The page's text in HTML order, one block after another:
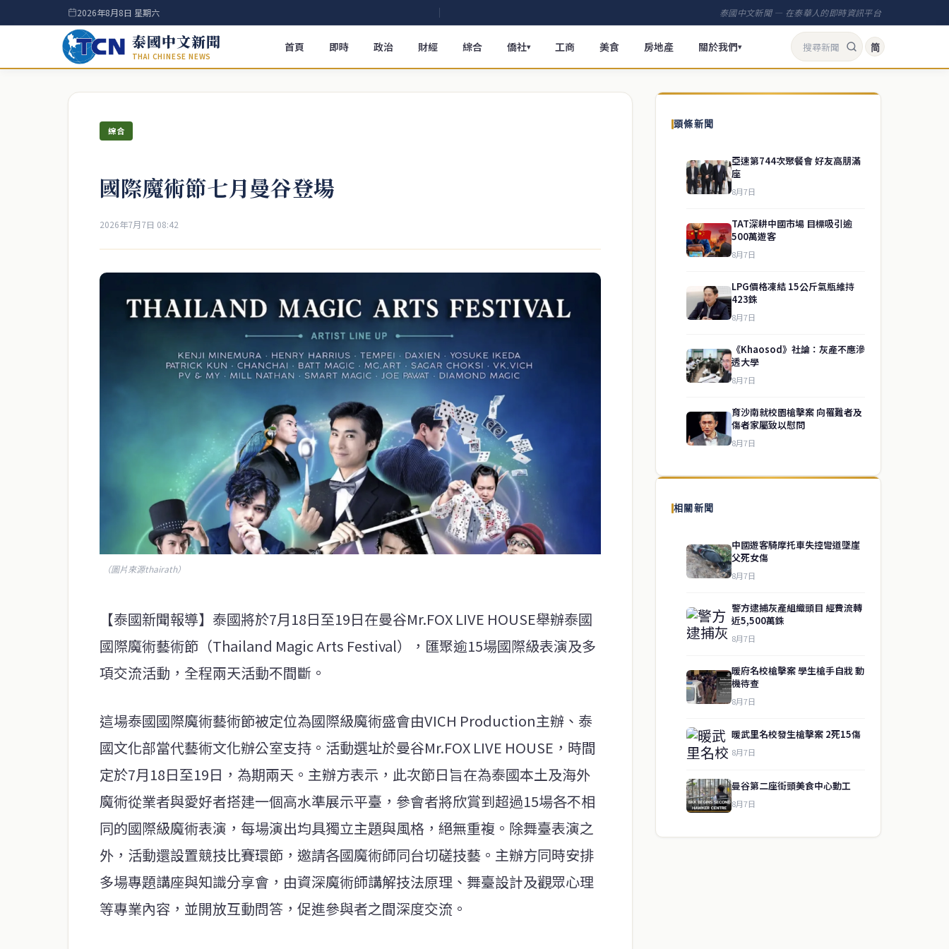
2026年8月8日 星期六 泰國中文新聞 — 在泰華人的即時資訊平台
泰國中文新聞
THAI CHINESE NEWS
首頁 即時 政治 財經 綜合 僑社▾ 工商 美食 房地產 關於我們▾ 简
綜合
國際魔術節七月曼谷登場
2026年7月7日 08:42
（圖片來源thairath）
【泰國新聞報導】泰國將於7月18日至19日在曼谷Mr.FOX LIVE HOUSE舉辦泰國
國際魔術藝術節（Thailand Magic Arts Festival），匯聚逾15場國際級表演及多
項交流活動，全程兩天活動不間斷。
這場泰國國際魔術藝術節被定位為國際級魔術盛會由VICH Production主辦、泰
國文化部當代藝術文化辦公室支持。活動選址於曼谷Mr.FOX LIVE HOUSE，時間
定於7月18日至19日，為期兩天。主辦方表示，此次節日旨在為泰國本土及海外
魔術從業者與愛好者搭建一個高水準展示平臺，參會者將欣賞到超過15場各不相
同的國際級魔術表演，每場演出均具獨立主題與風格，絕無重複。除舞臺表演之
外，活動還設置競技比賽環節，邀請各國魔術師同台切磋技藝。主辦方同時安排
多場專題講座與知識分享會，由資深魔術師講解技法原理、舞臺設計及觀眾心理
等專業內容，並開放互動問答，促進參與者之間深度交流。
頭條新聞
亞速第744次聚餐會 好友高朋滿
座
8月7日
TAT深耕中國市場 目標吸引逾
500萬遊客
8月7日
LPG價格凍結 15公斤氣瓶維持
423銖
8月7日
《Khaosod》社論：灰產不應滲
透大學
8月7日
育沙南就校園槍擊案 向罹難者及
傷者家屬致以慰問
8月7日
相關新聞
中國遊客騎摩托車失控彎道墜崖
父死女傷
8月7日
警方逮捕灰產組織頭目 經費流轉
近5,500萬銖
8月7日
暖府名校槍擊案 學生槍手自戕 動
機待查
8月7日
暖武里名校發生槍擊案 2死15傷
8月7日
曼谷第二座街頭美食中心動工
8月7日